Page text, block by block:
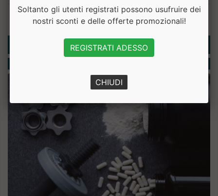
Rubriche
Soltanto gli utenti registrati possono usufruire dei
nostri sconti e delle offerte promozionali!
REGISTRATI ADESSO
CHIUDI